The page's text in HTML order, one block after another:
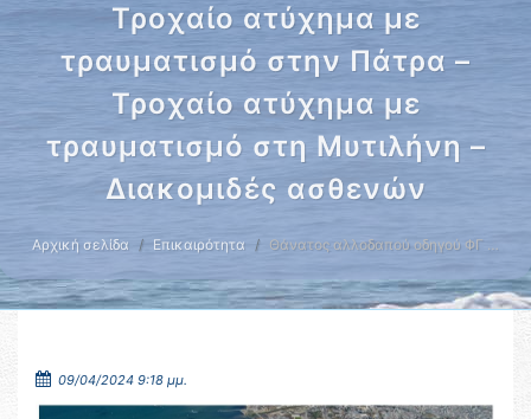
Τροχαίο ατύχημα με
τραυματισμό στην Πάτρα –
Τροχαίο ατύχημα με
τραυματισμό στη Μυτιλήνη –
Διακομιδές ασθενών
Αρχική σελίδα Επικαιρότητα Θάνατος αλλοδαπού οδηγού ΦΓ …
09/04/2024 9:18 μμ.